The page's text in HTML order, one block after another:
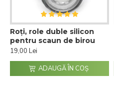
Roți, role duble silicon
pentru scaun de birou
19,00 Lei
ADAUGĂ ÎN COŞ